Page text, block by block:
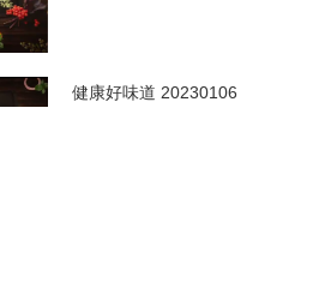
健康好味道 20230106